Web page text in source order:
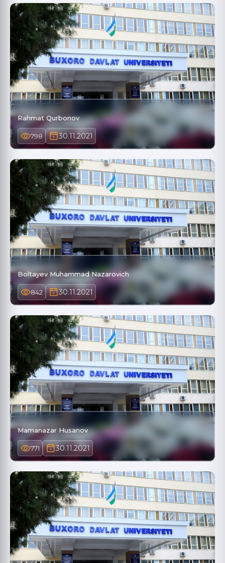
Rahmat Qurbonov
798 30.11.2021
Boltayev Muhammad Nazarovich
842 30.11.2021
Mamanazar Husanov
771 30.11.2021